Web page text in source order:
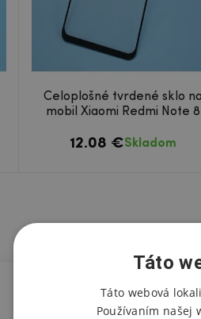
Celoplošné tvrdené sklo na
mobil Xiaomi Redmi Note 8
12.08 €Skladom
Táto
Táto webová
Používaním našej